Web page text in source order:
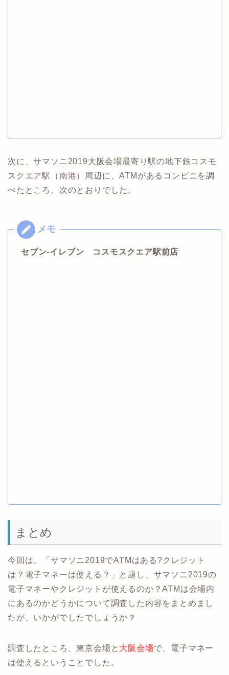
次に、サマソニ2019大阪会場最寄り駅の地下鉄コスモ
スクエア駅（南港）周辺に、ATMがあるコンビニを調
べたところ、次のとおりでした。
セブン-イレブン コスモスクエア駅前店
まとめ
今回は、「サマソニ2019でATMはある?クレジット
は？電子マネーは使える？」と題し、サマソニ2019の
電子マネーやクレジットが使えるのか？ATMは会場内
にあるのかどうかについて調査した内容をまとめまし
たが、いかがでしたでしょうか？
調査したところ、東京会場と 大阪会場で、電子マネー
は使えるということでした。